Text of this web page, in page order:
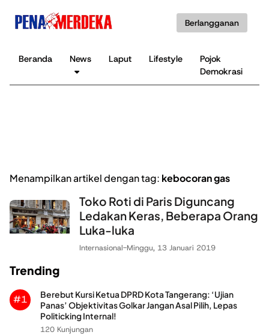
Berlangganan
Beranda News Laput Lifestyle
Pojok
Demokrasi
Menampilkan artikel dengan tag: kebocoran gas
Toko Roti di Paris Diguncang
Ledakan Keras, Beberapa Orang
Luka-luka
Internasional-Minggu, 13 Januari 2019
Trending
#1
Berebut Kursi Ketua DPRD Kota Tangerang: ‘Ujian
Panas’ Objektivitas Golkar Jangan Asal Pilih, Lepas
Politicking Internal!
120 Kunjungan